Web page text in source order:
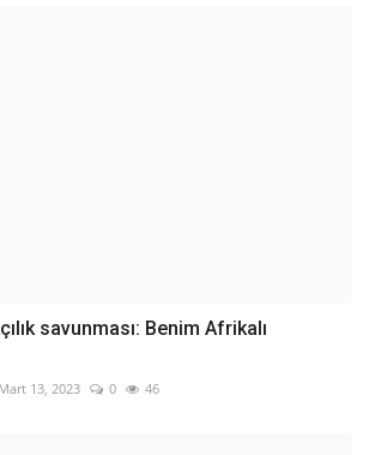
savunması: Benim Afrikalı
Mart 13, 2023 0 46